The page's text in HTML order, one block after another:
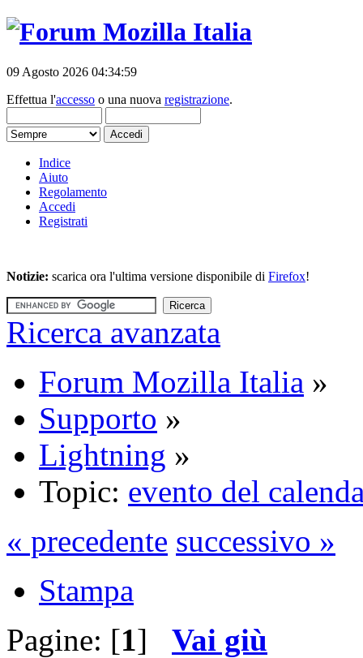
09 Agosto 2026 04:34:59
Effettua l'accesso o una nuova registrazione.
Indice
Aiuto
Regolamento
Accedi
Registrati
Notizie: scarica ora l'ultima versione disponibile di Firefox!
Ricerca avanzata
Forum Mozilla Italia »
Supporto »
Lightning »
Topic: evento del
« precedente successivo »
Stampa
Pagine: [1] Vai giù